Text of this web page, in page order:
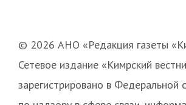
© 2026 АНО «Редакция газеты
Сетевое издание «Кимрский
зарегистрировано в Федеральной